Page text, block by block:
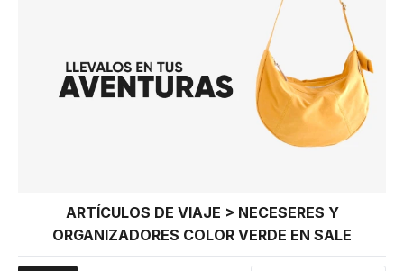
ARTÍCULOS DE VIAJE > NECESERES Y
ORGANIZADORES COLOR VERDE EN SALE